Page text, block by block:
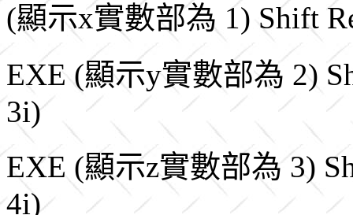
(顯示x實數部為 1) Shift
EXE (顯示y實數部為 2)
3i)
EXE (顯示z實數部為 3)
4i)